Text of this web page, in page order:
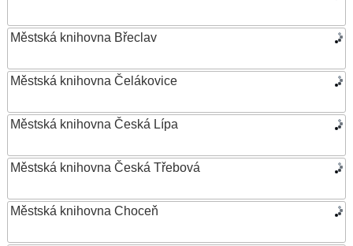
Městská knihovna Břeclav
Městská knihovna Čelákovice
Městská knihovna Česká Lípa
Městská knihovna Česká Třebová
Městská knihovna Choceň